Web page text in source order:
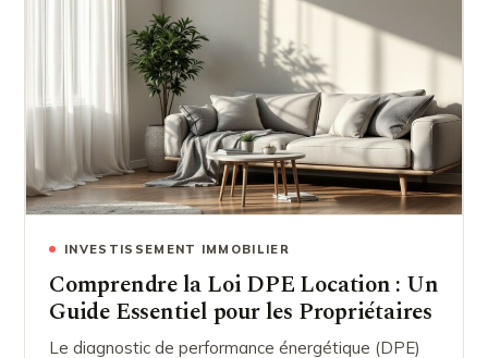
INVESTISSEMENT IMMOBILIER
Comprendre la Loi DPE Location : Un
Guide Essentiel pour les Propriétaires
Le diagnostic de performance énergétique (DPE)